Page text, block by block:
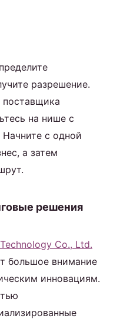
разрешение.
поставщика
на нише с
с одной
а затем
решения
Co., Ltd.
большое внимание
инновациям.